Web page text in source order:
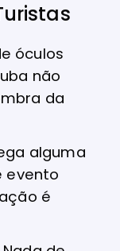
óculos
não
da
alguma
evento
é